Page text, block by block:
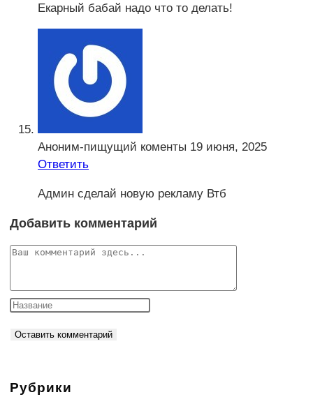
Екарный бабай надо что то делать!
Аноним-пищущий коменты 19 июня, 2025
Ответить
Админ сделай новую рекламу Втб
Добавить комментарий
Комментарий
Рубрики